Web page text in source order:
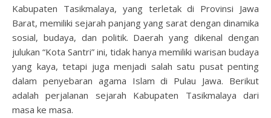
Kabupaten Tasikmalaya, yang terletak di Provinsi Jawa
Barat, memiliki sejarah panjang yang sarat dengan dinamika
sosial, budaya, dan politik. Daerah yang dikenal dengan
julukan “Kota Santri” ini, tidak hanya memiliki warisan budaya
yang kaya, tetapi juga menjadi salah satu pusat penting
dalam penyebaran agama Islam di Pulau Jawa. Berikut
adalah perjalanan sejarah Kabupaten Tasikmalaya dari
masa ke masa.